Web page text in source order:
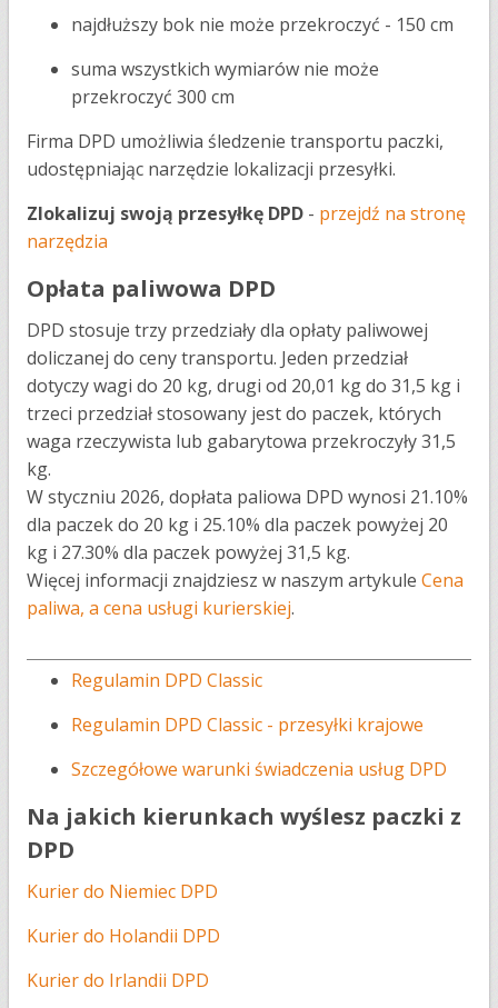
najdłuższy bok nie może przekroczyć - 150 cm
suma wszystkich wymiarów nie może
przekroczyć 300 cm
​Firma DPD umożliwia śledzenie transportu paczki,
udostępniając narzędzie lokalizacji przesyłki.
Zlokalizuj swoją przesyłkę DPD - przejdź na stronę
narzędzia
Opłata paliwowa DPD
DPD stosuje trzy przedziały dla opłaty paliwowej
doliczanej do ceny transportu. Jeden przedział
dotyczy wagi do 20 kg, drugi od 20,01 kg do 31,5 kg i
trzeci przedział stosowany jest do paczek, których
waga rzeczywista lub gabarytowa przekroczyły 31,5
kg.
W styczniu 2026, dopłata paliowa DPD wynosi 21.10%
dla paczek do 20 kg i 25.10% dla paczek powyżej 20
kg i 27.30% dla paczek powyżej 31,5 kg.
Więcej informacji znajdziesz w naszym artykule Cena
paliwa, a cena usługi kurierskiej.
Regulamin DPD Classic
Regulamin DPD Classic - przesyłki krajowe
Szczegółowe warunki świadczenia usług DPD
Na jakich kierunkach wyślesz paczki z
DPD
Kurier do Niemiec DPD
Kurier do Holandii DPD
Kurier do Irlandii DPD